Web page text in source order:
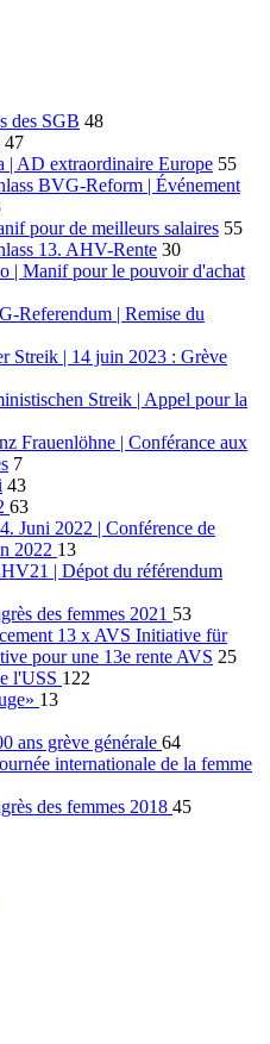
des SGB 48
47
| AD extraordinaire Europe 55
BVG-Reform | Événement
pour de meilleurs salaires 55
13. AHV-Rente 30
| Manif pour le pouvoir d'achat
Referendum | Remise du
Streik | 14 juin 2023 : Grève
Streik | Appel pour la
Frauenlöhne | Conférance aux
7
43
63
Juni 2022 | Conférence de
2022 13
| Dépot du référendum
des femmes 2021 53
13 x AVS Initiative für
pour une 13e rente AVS 25
l'USS 122
13
ans grève générale 64
internationale de la femme
des femmes 2018 45